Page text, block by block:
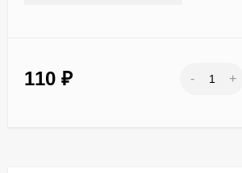
110 ₽ - +